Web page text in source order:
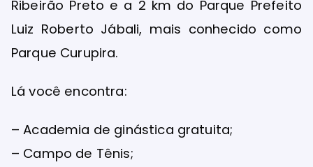
Ribeirão Preto e a 2 km do Parque Prefeito
Luiz Roberto Jábali, mais conhecido como
Parque Curupira.
Lá você encontra:
– Academia de ginástica gratuita;
– Campo de Tênis;